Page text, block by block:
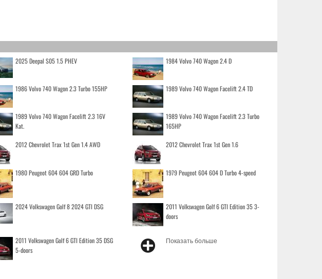
2025 Deepal S05 1.5 PHEV 1984 Volvo 740 Wagon 2.4 D
1986 Volvo 740 Wagon 2.3 Turbo 155HP 1989 Volvo 740 Wagon Facelift 2.4 TD
1989 Volvo 740 Wagon Facelift 2.3 16V
Kat.
1989 Volvo 740 Wagon Facelift 2.3 Turbo
165HP
2012 Chevrolet Trax 1st Gen 1.4 AWD 2012 Chevrolet Trax 1st Gen 1.6
1980 Peugeot 604 604 GRD Turbo 1979 Peugeot 604 604 D Turbo 4-speed
2024 Volkswagen Golf 8 2024 GTI DSG
2011 Volkswagen Golf 6 GTI Edition 35 3-
doors
2011 Volkswagen Golf 6 GTI Edition 35 DSG
5-doors
Показать больше